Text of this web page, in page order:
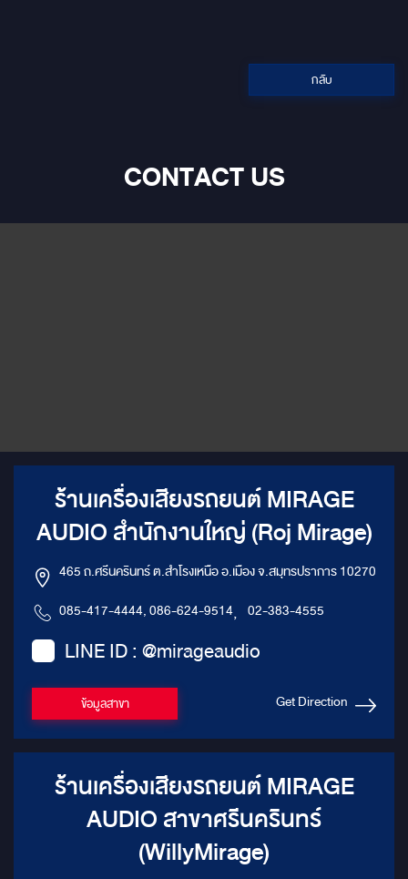
•รองรับไฟล์ MP3 , AVI •GPS
ออนไลน์ และออฟไลน์ (ผ่าน
ควบคุมผ่านพวงมาลัย (คอนโทรล
กลับ
CONTACT US
ร้านเครื่องเสียงรถยนต์ MIRAGE
AUDIO สำนักงานใหญ่ (Roj Mirage)
465 ถ.ศรีนครินทร์ ต.สำโรงเหนือ อ.เมือง จ.สมุทรปราการ 10270
085-417-4444, 086-624-9514, 02-383-4555
LINE ID : @mirageaudio
ข้อมูลสาขา Get Direction
ร้านเครื่องเสียงรถยนต์ MIRAGE
AUDIO สาขาศรีนครินทร์
(WillyMirage)